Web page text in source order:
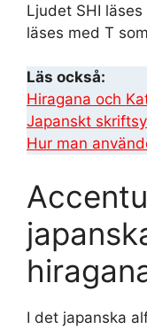
Ljudet SHI
läses med T
Läs också:
Hiragana och
Japanskt
Hur man
I det japanska